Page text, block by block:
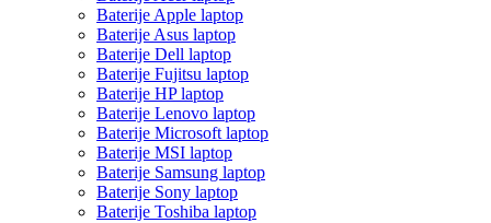
Baterije Apple laptop
Baterije Asus laptop
Baterije Dell laptop
Baterije Fujitsu laptop
Baterije HP laptop
Baterije Lenovo laptop
Baterije Microsoft laptop
Baterije MSI laptop
Baterije Samsung laptop
Baterije Sony laptop
Baterije Toshiba laptop